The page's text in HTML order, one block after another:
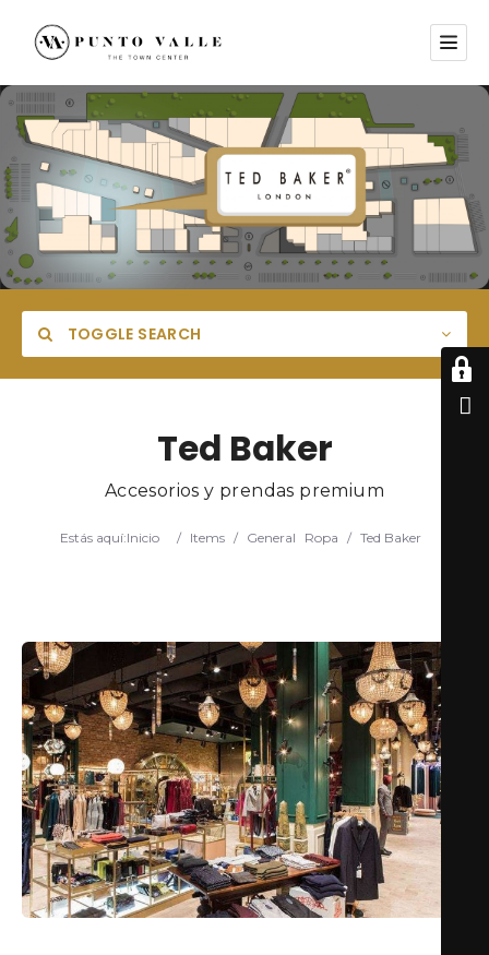
TOGGLE SEARCH
Search
Ted Baker
Accesorios y prendas premium
Estás aquí:Inicio / Items / General Ropa / Ted Baker